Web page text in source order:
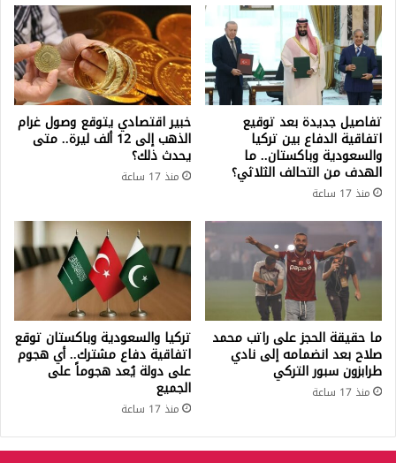
تفاصيل جديدة بعد توقيع
اتفاقية الدفاع بين تركيا
والسعودية وباكستان.. ما
الهدف من التحالف الثلاثي؟
منذ 17 ساعة
خبير اقتصادي يتوقع وصول غرام
الذهب إلى 12 ألف ليرة.. متى
يحدث ذلك؟
منذ 17 ساعة
ما حقيقة الحجز على راتب محمد
صلاح بعد انضمامه إلى نادي
طرابزون سبور التركي
منذ 17 ساعة
تركيا والسعودية وباكستان توقع
اتفاقية دفاع مشترك.. أي هجوم
على دولة يُعد هجوماً على
الجميع
منذ 17 ساعة